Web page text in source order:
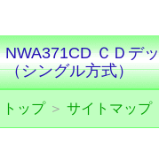
NWA371CD ＣＤデ
（シングル方式）
トップ＞ サイトマップ